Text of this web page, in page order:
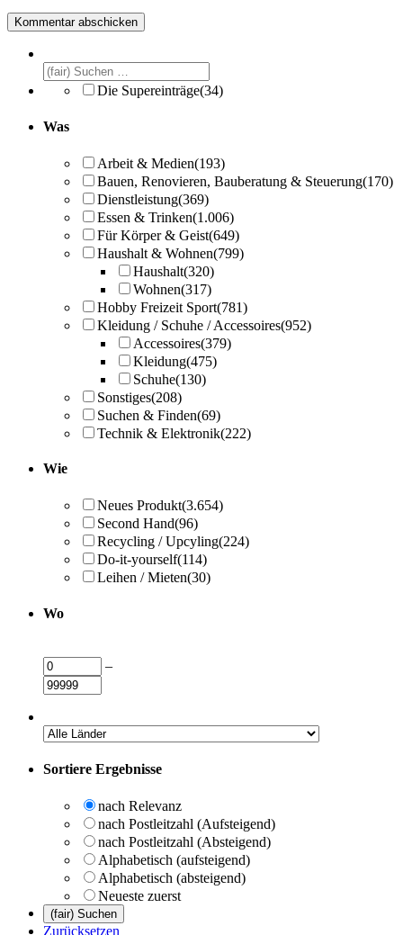
Die Supereinträge(34)
Was
Arbeit & Medien(193)
Bauen, Renovieren, Bauberatung & Steuerung(170)
Dienstleistung(369)
Essen & Trinken(1.006)
Für Körper & Geist(649)
Haushalt & Wohnen(799)
Haushalt(320)
Wohnen(317)
Hobby Freizeit Sport(781)
Kleidung / Schuhe / Accessoires(952)
Accessoires(379)
Kleidung(475)
Schuhe(130)
Sonstiges(208)
Suchen & Finden(69)
Technik & Elektronik(222)
Wie
Neues Produkt(3.654)
Second Hand(96)
Recycling / Upcyling(224)
Do-it-yourself(114)
Leihen / Mieten(30)
Wo
–
Sortiere Ergebnisse
nach Relevanz
nach Postleitzahl (Aufsteigend)
nach Postleitzahl (Absteigend)
Alphabetisch (aufsteigend)
Alphabetisch (absteigend)
Neueste zuerst
Zurücksetzen